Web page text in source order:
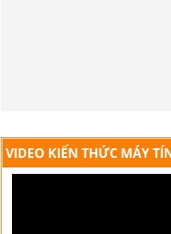
VIDEO KIẾN THỨC MÁY